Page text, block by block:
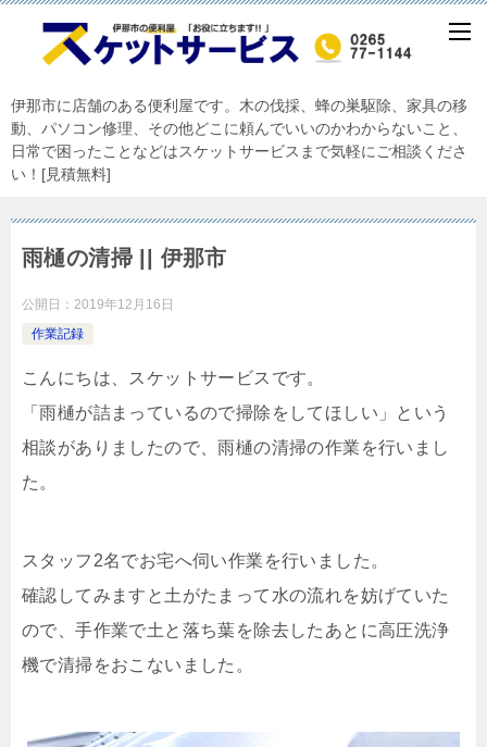
伊那市に店舗のある便利屋です。木の伐採、蜂の巣駆除、家具の移
動、パソコン修理、その他どこに頼んでいいのかわからないこと、
日常で困ったことなどはスケットサービスまで気軽にご相談くださ
い！[見積無料]
雨樋の清掃 || 伊那市
公開日： 2019年12月16日
作業記録
こんにちは、スケットサービスです。
「雨樋が詰まっているので掃除をしてほしい」という
相談がありましたので、雨樋の清掃の作業を行いまし
た。
スタッフ2名でお宅へ伺い作業を行いました。
確認してみますと土がたまって水の流れを妨げていた
ので、手作業で土と落ち葉を除去したあとに高圧洗浄
機で清掃をおこないました。